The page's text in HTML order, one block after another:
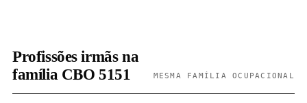
Profissões irmãs na
família CBO 5151
MESMA FAMÍLIA OCUPACIONAL